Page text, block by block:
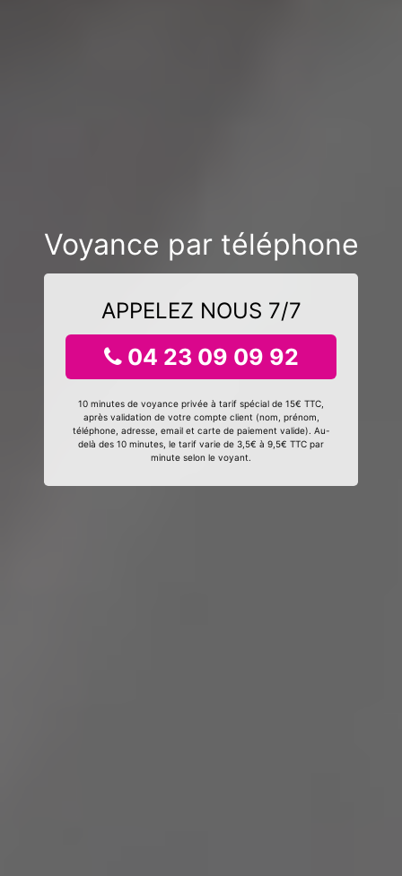
Voyance par téléphone
APPELEZ NOUS 7/7
04 23 09 09 92
10 minutes de voyance privée à tarif spécial de 15€ TTC,
après validation de votre compte client (nom, prénom,
téléphone, adresse, email et carte de paiement valide). Au-
delà des 10 minutes, le tarif varie de 3,5€ à 9,5€ TTC par
minute selon le voyant.